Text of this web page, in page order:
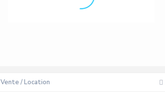
Vente / Location